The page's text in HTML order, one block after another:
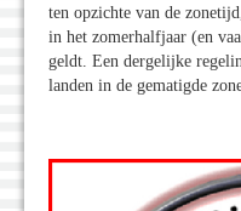
ten opzichte van de
in het zomerhalfjaar (en
geldt. Een dergelijke
landen in de gematigde